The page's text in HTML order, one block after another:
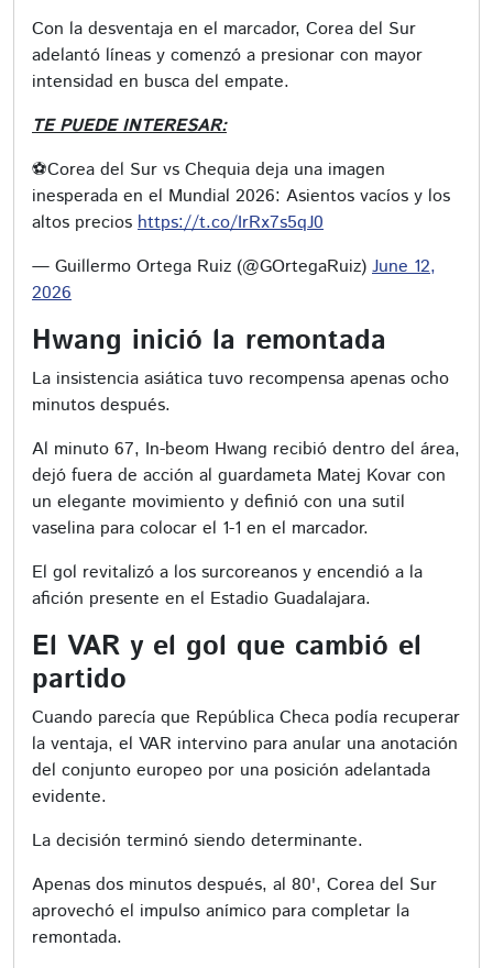
Con la desventaja en el marcador, Corea del Sur
adelantó líneas y comenzó a presionar con mayor
intensidad en busca del empate.
TE PUEDE INTERESAR:
⚽️Corea del Sur vs Chequia deja una imagen
inesperada en el Mundial 2026: Asientos vacíos y los
altos precios https://t.co/IrRx7s5qJ0
— Guillermo Ortega Ruiz (@GOrtegaRuiz) June 12,
2026
Hwang inició la remontada
La insistencia asiática tuvo recompensa apenas ocho
minutos después.
Al minuto 67, In-beom Hwang recibió dentro del área,
dejó fuera de acción al guardameta Matej Kovar con
un elegante movimiento y definió con una sutil
vaselina para colocar el 1-1 en el marcador.
El gol revitalizó a los surcoreanos y encendió a la
afición presente en el Estadio Guadalajara.
El VAR y el gol que cambió el
partido
Cuando parecía que República Checa podía recuperar
la ventaja, el VAR intervino para anular una anotación
del conjunto europeo por una posición adelantada
evidente.
La decisión terminó siendo determinante.
Apenas dos minutos después, al 80', Corea del Sur
aprovechó el impulso anímico para completar la
remontada.